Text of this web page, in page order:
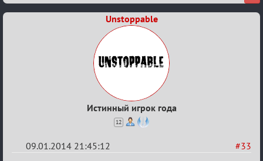
сумрак,
Unstoppable
Истинный игрок года
12
#33
09.01.2014 21:45:12